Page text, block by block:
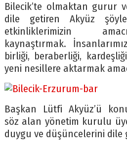
Bilecik’te olmaktan gurur
dile getiren Akyüz
etkinliklerimizin
kaynaştırmak.
birliği, beraberliği,
yeni nesillere aktarmak
Başkan Lütfi Akyüz’ü
söz alan yönetim kurulu
duygu ve düşüncelerini dile